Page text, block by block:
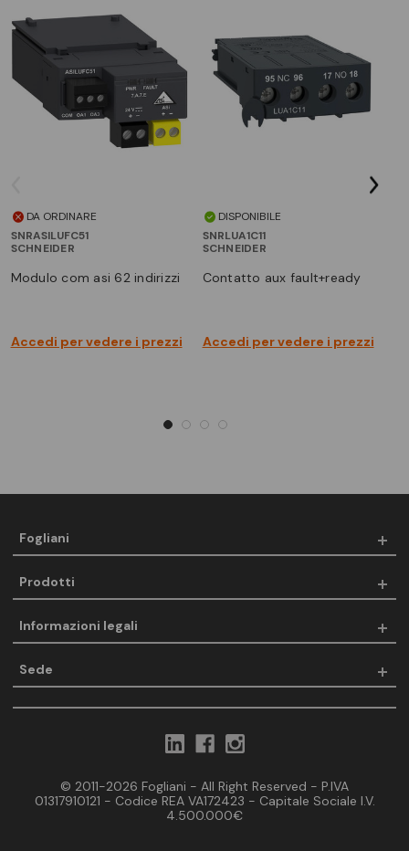
DA ORDINARE
SNRASILUFC51
SCHNEIDER
modulo com asi 62 indirizzi
Accedi per vedere i prezzi
DISPONIBILE
SNRLUA1C11
SCHNEIDER
contatto aux fault+ready
Accedi per vedere i prezzi
Fogliani
Prodotti
Informazioni legali
Sede
© 2011-2026 Fogliani - All Right Reserved - P.IVA
01317910121 - Codice REA VA172423 - Capitale Sociale I.V.
4.500.000€